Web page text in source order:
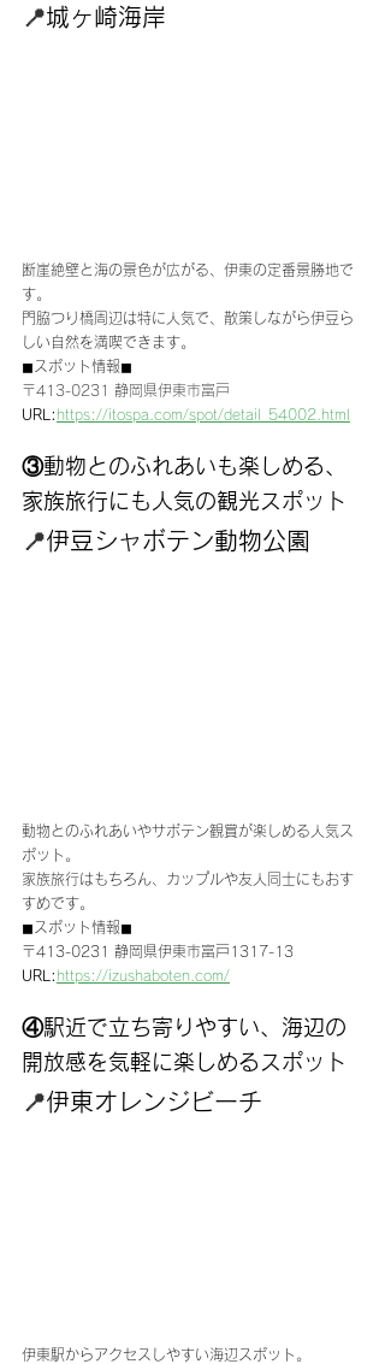
📍城ヶ崎海岸
断崖絶壁と海の景色が広がる、伊東の定番景勝地で
す。
門脇つり橋周辺は特に人気で、散策しながら伊豆ら
しい自然を満喫できます。
◼︎スポット情報◼︎
〒413-0231 静岡県伊東市富戸
URL: https://itospa.com/spot/detail_54002.html
③動物とのふれあいも楽しめる、
家族旅行にも人気の観光スポット
📍伊豆シャボテン動物公園
動物とのふれあいやサボテン観賞が楽しめる人気ス
ポット。
家族旅行はもちろん、カップルや友人同士にもおす
すめです。
◼︎スポット情報◼︎
〒413-0231 静岡県伊東市富戸1317-13
URL: https://izushaboten.com/
④駅近で立ち寄りやすい、海辺の
開放感を気軽に楽しめるスポット
📍伊東オレンジビーチ
伊東駅からアクセスしやすい海辺スポット。